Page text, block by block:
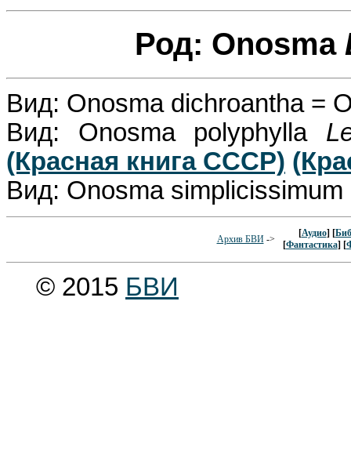
Род: Onosma
Вид: Onosma dichroantha =
Вид: Onosma polyphylla
(Красная книга СССР)
Вид: Onosma simplicissimum
Архив БВИ->
[Аудио] [
[Фантастика] [
© 2015 БВИ